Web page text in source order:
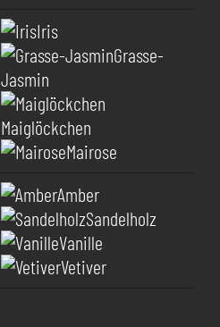
Iris
Grasse-
Jasmin
Maiglöckchen
Mairose
Amber
Sandelholz
Vanille
Vetiver